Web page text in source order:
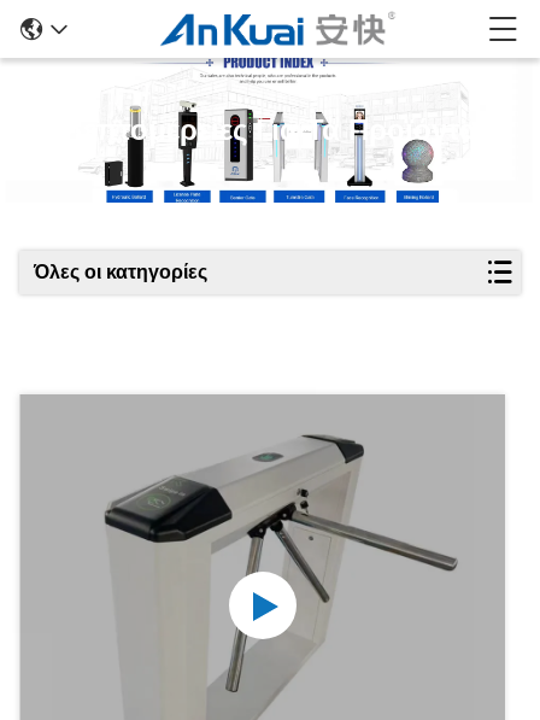
Λεπτομέρειες Για Τα Προϊόντα
Όλες οι κατηγορίες